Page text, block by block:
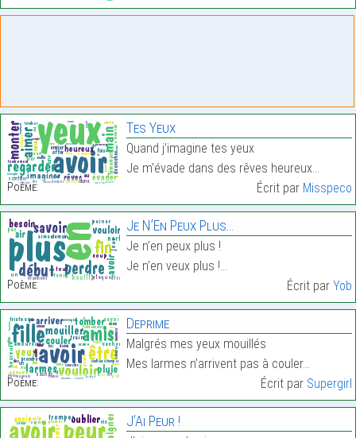
Poème:
Tes Yeux
Quand j’imagine tes yeux
Je m’évade dans des rêves heureux…
Écrit par Misspeco
Poème:
Je N’En Peux Plus…
Je n’en peux plus !
Je n’en veux plus !…
Écrit par Yob
Poème:
Deprime
Malgrés mes yeux mouillés
Mes larmes n’arrivent pas à couler…
Écrit par Supergirl
J’Ai Peur !